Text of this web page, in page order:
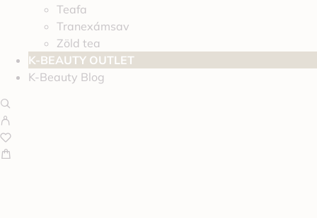
Teafa
Tranexámsav
Zöld tea
K-BEAUTY OUTLET
K-Beauty Blog